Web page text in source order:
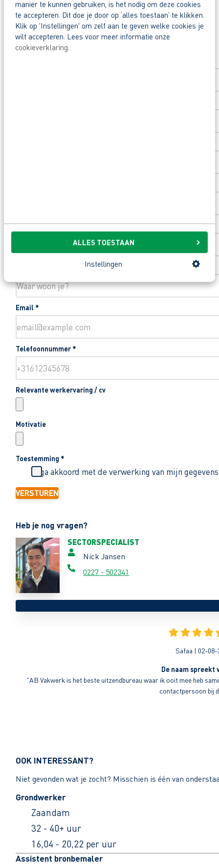
manier te kunnen gebruiken, is het nodig om deze cookies
te accepteren. Dit doe je door op ‘alles toestaan’ te klikken.
Klik op 'Instellingen' om zelf aan te geven welke cookies je
wilt accepteren. Lees voor meer informatie onze
cookieverklaring.
ALLES TOESTAAN
Instellingen
Waarom solliciteren via AB Vakwerk?
Snel naar een vast contract.
Nog vragen over deze vacature voor
Solliciteer direct
Toevoeging huisnummer
Email *
Telefoonnummer *
Relevante werkervaring / cv
Motivatie
Toestemming *
Ik ga akkoord met de verwerking van mijn
VERSTUREN
Heb je nog vragen?
SECTORSPECIALIST
Nick Jansen
0227 - 502341
Safaa | 02-08-
De naam spreekt
"AB Vakwerk is het beste uitzendbureau waar ik ooit mee heb
contactpersoon bij
OOK INTERESSANT?
Niet gevonden wat je zocht? Misschien is één van
Grondwerker
Zaandam
32 - 40+ uur
16,04 - 20,22 per uur
Assistent bronbemaler